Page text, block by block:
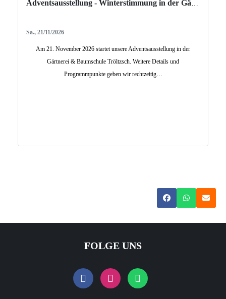
Sa., 21/11/2026
Am 21. November 2026 startet unsere Adventsausstellung in der
Gärtnerei & Baumschule Tröltzsch. Weitere Details und
Programmpunkte geben wir rechtzeitig…
FOLGE UNS